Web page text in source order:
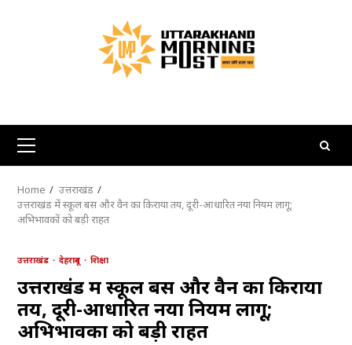
Primary
Menu
Home
उत्तराखंड
उत्तराखंड में स्कूल बस और वैन का किराया तय, दूरी-आधारित नया नियम लागू;
अभिभावकों को बड़ी राहत
उत्तराखंड देहरादून शिक्षा
उत्तराखंड में स्कूल बस और वैन का किराया
तय, दूरी-आधारित नया नियम लागू;
अभिभावकों को बड़ी राहत